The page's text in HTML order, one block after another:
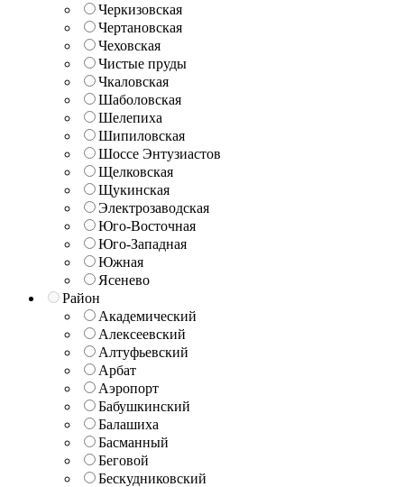
Черкизовская
Чертановская
Чеховская
Чистые пруды
Чкаловская
Шаболовская
Шелепиха
Шипиловская
Шоссе Энтузиастов
Щелковская
Щукинская
Электрозаводская
Юго-Восточная
Юго-Западная
Южная
Ясенево
Район
Академический
Алексеевский
Алтуфьевский
Арбат
Аэропорт
Бабушкинский
Балашиха
Басманный
Беговой
Бескудниковский